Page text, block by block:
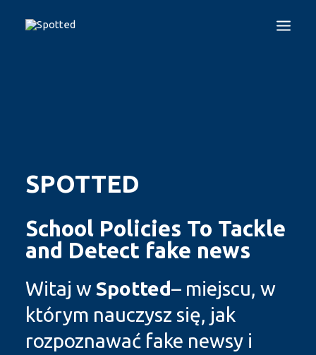
PROGRAMY FORMACYJNE
KIM JESTEŚMY
KONTAKT
LOGIN
SPOTTED
School Policies To Tackle
and Detect fake news
Witaj w Spotted– miejscu, w
którym nauczysz się, jak
rozpoznawać fake newsy i